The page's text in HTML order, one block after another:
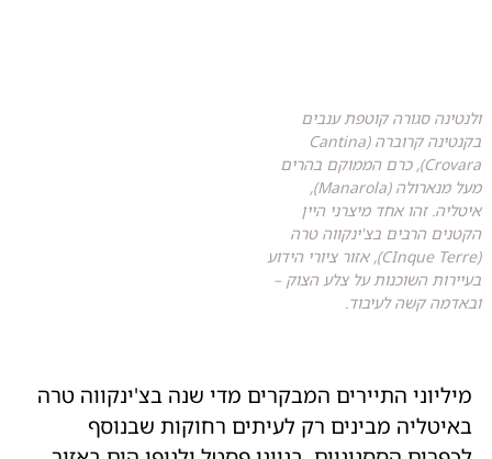
ולנטינה סגורה קוטפת ענבים
בקנטינה קרוברה (Cantina
Crovara), כרם הממוקם בהרים
מעל מנארולה (Manarola),
איטליה. זהו אחד מיצרני היין
הקטנים הרבים בצ'ינקווה טרה
(CInque Terre), אזור ציורי הידוע
בעיירות השוכנות על צלע הצוק –
ובאדמה קשה לעיבוד.
מיליוני התיירים המבקרים מדי שנה בצ'ינקווה טרה
באיטליה מבינים רק לעיתים רחוקות שבנוסף